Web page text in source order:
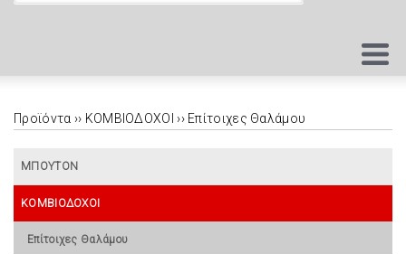
Προϊόντα ›› ΚΟΜΒΙΟΔΟΧΟΙ ›› Επίτοιχες Θαλάμου
ΜΠΟΥΤΟΝ
ΚΟΜΒΙΟΔΟΧΟΙ
Επίτοιχες Θαλάμου